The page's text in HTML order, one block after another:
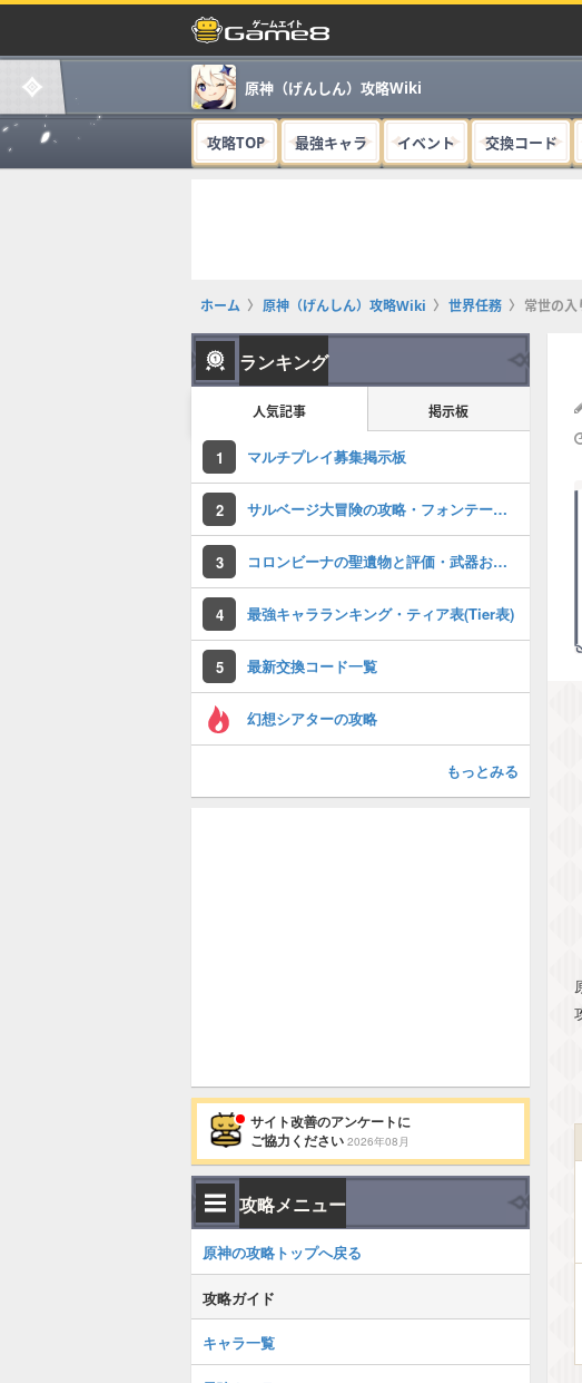
原神（げんしん）攻略Wiki
攻略TOP 最強キャラ イベント 交換コード
ホーム 原神（げんしん）攻略Wiki 世界任務 常世の
ランキング
人気記事 掲示板
1 マルチプレイ募集掲示板
2 サルベージ大冒険の攻略・フォンテーヌ夏イベント
3 コロンビーナの聖遺物と評価・武器おすすめ
4 最強キャラランキング・ティア表(Tier表)
5 最新交換コード一覧
幻想シアターの攻略
もっとみる
サイト改善のアンケートに
ご協力ください 2026年08月
攻略メニュー
原神の攻略トップへ戻る
攻略ガイド
キャラ一覧